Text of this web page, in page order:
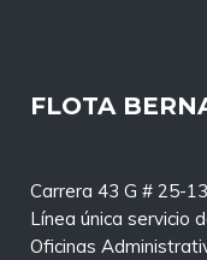
FLOTA
Carrera 43 G # 25-
Línea única servicio
Oficinas